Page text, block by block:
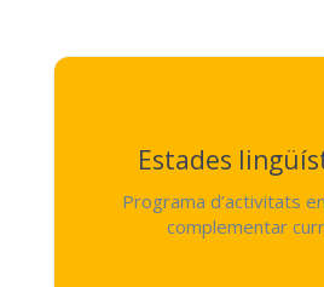
Estades
Programa d’activitats
complementar